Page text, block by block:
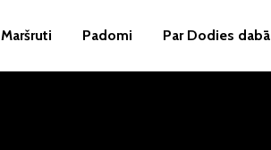
Maršruti Padomi Par Dodies dabā